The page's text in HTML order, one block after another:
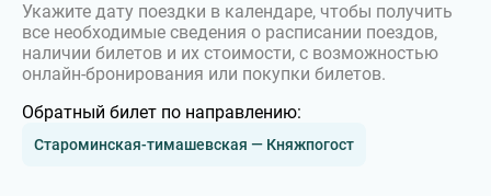
Укажите дату поездки в календаре, чтобы получить
все необходимые сведения о расписании поездов,
наличии билетов и их стоимости, с возможностью
онлайн-бронирования или покупки билетов.
Обратный билет по направлению:
Староминская-тимашевская — Княжпогост